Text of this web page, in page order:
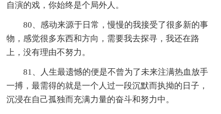
自演的戏，你始终是个局外人。
80、感动来源于日常，慢慢的我接受了很多新的事
物，感觉很多东西和方向，需要我去探寻，我还在路
上，没有理由不努力。
81、人生最遗憾的便是不曾为了未来注满热血放手
一搏，最需得的就是一个人过一段沉默而执拗的日子，
沉浸在自己孤独而充满力量的奋斗和努力中。